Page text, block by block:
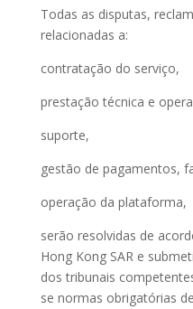
Todas as disputas,
relacionadas a:
contratação do serviço,
prestação técnica e
suporte,
gestão de pagamentos,
operação da plataforma,
serão resolvidas de
Hong Kong SAR e
dos tribunais
se normas obrigatórias